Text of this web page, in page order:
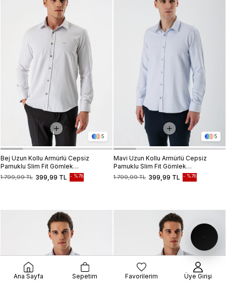
5
Bej Uzun Kollu Armürlü Cepsiz
Pamuklu Slim Fit Gömlek
1004235171 399,99 TL
1.799,99 TL %78
5
Mavi Uzun Kollu Armürlü Cepsiz
Pamuklu Slim Fit Gömlek
1004235171 399,99 TL
1.799,99 TL %78
Ana Sayfa Sepetim Favorilerim Üye Girişi